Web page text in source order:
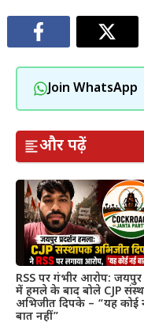
Join WhatsApp
और पढ़ें
RSS पर गंभीर आरोप: जयपुर
में हमले के बाद बोले CJP
अभिजीत दिपके – “यह कोई
बात नहीं”